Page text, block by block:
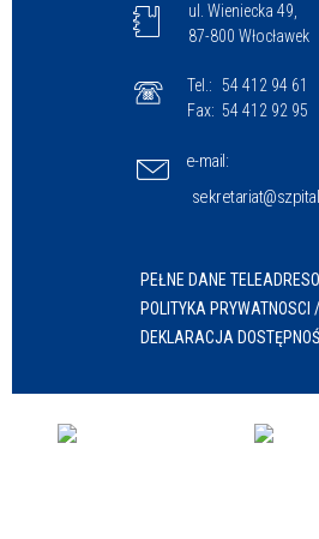
ul. Wieniecka 49,
87-800 Włocławek
Tel.: 54 412 94 61
Fax: 54 412 92 95
e-mail:
PEŁNE DANE
POLITYKA PRYWATNOSCI
DEKLARACJA